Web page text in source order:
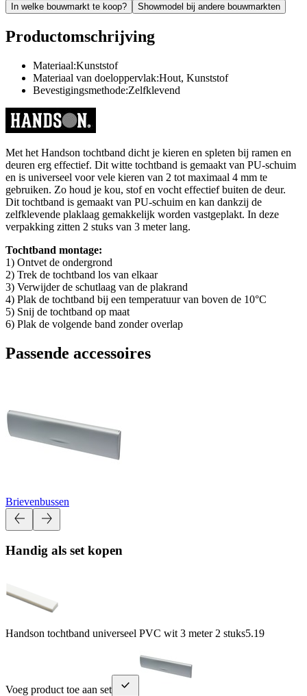
In welke bouwmarkt te koop? Showmodel bij andere bouwmarkten
Productomschrijving
Materiaal:Kunststof
Materiaal van doeloppervlak:Hout, Kunststof
Bevestigingsmethode:Zelfklevend
Met het Handson tochtband dicht je kieren en spleten bij ramen en
deuren erg effectief. Dit witte tochtband is gemaakt van PU-schuim
en is universeel voor vele kieren van 2 tot maximaal 4 mm te
gebruiken. Zo houd je kou, stof en vocht effectief buiten de deur.
Dit tochtband is gemaakt van PU-schuim en kan dankzij de
zelfklevende plaklaag gemakkelijk worden vastgeplakt. In deze
verpakking zitten 2 stuks van 3 meter lang.
Tochtband montage:
1) Ontvet de ondergrond
2) Trek de tochtband los van elkaar
3) Verwijder de schutlaag van de plakrand
4) Plak de tochtband bij een temperatuur van boven de 10°C
5) Snij de tochtband op maat
6) Plak de volgende band zonder overlap
Passende accessoires
Brievenbussen
Handig als set kopen
Handson tochtband universeel PVC wit 3 meter 2 stuks5.19
Voeg product toe aan set